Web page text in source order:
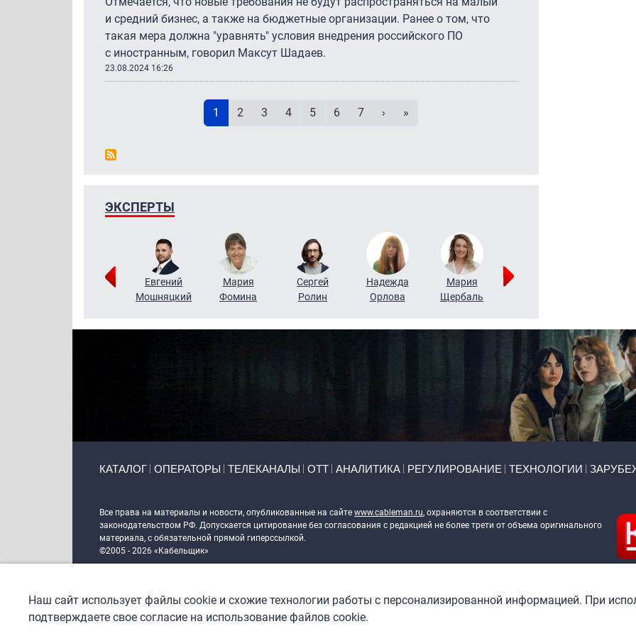
и средний бизнес, а также на бюджетные организации. Ранее о том, что
такая мера должна "уравнять" условия внедрения российского ПО
с иностранным, говорил Максут Шадаев.
23.08.2024 16:26
Текущая страница
1 Page
2 Page
3 Page
4 Page
5 Page
6 Page
7 Следующая страница
› Последняя страница
»
ЭКСПЕРТЫ
Виктор
Евгений
Мошняцкий
Мария
Фомина
Сергей
Ролин
Надежда
Орлова
Мария
Щербаль
КАТАЛОГ ОПЕРАТОРЫ ТЕЛЕКАНАЛЫ ОТТ АНАЛИТИКА РЕГУЛИРОВАНИЕ ТЕХНОЛОГИИ
Все права на материалы и новости, опубликованные на сайте www.cableman.ru, охраняются в соответствии с
законодательством РФ. Допускается цитирование без согласования с редакцией не более трети от объема оригинального
материала, с обязательной прямой гиперссылкой.
©2005 - 2026 «Кабельщик»
DrupalCoder — поддержка сайта c 2017 года
Наш сайт использует файлы cookie и схожие технологии работы с персонализированной информацией. При
подтверждаете свое согласие на использование файлов cookie.